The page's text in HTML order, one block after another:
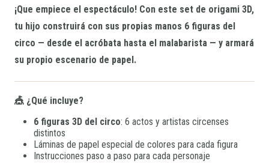
¡Que empiece el espectáculo! Con este set de origami 3D,
tu hijo construirá con sus propias manos 6 figuras del
circo — desde el acróbata hasta el malabarista — y armará
su propio escenario de papel.
🎪 ¿Qué incluye?
6 figuras 3D del circo: 6 actos y artistas circenses
distintos
Láminas de papel especial de colores para cada figura
Instrucciones paso a paso para cada personaje